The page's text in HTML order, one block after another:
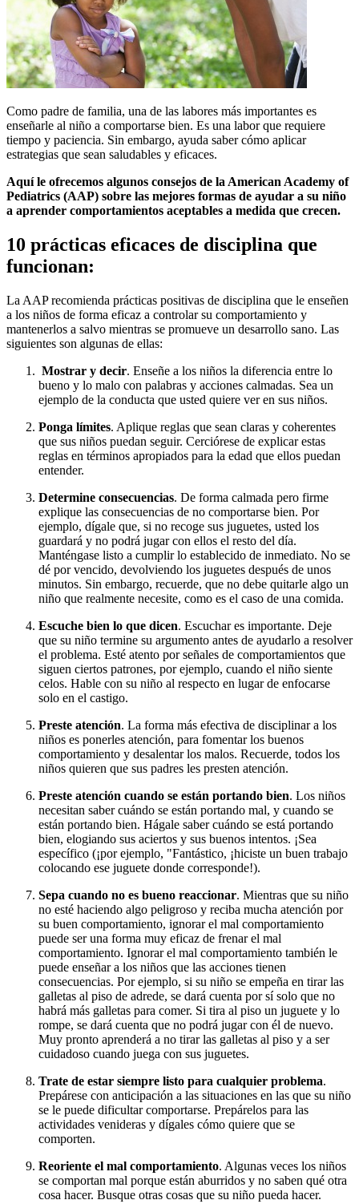
Como padre de familia, una de las labores más importantes es
enseñarle al niño a comportarse bien. Es una labor que requiere
tiempo y paciencia. Sin embargo, ayuda saber cómo aplicar
estrategias que sean saludables y eficaces.
Aquí le ofrecemos algunos consejos de la American Academy of
Pediatrics (AAP) sobre las mejores formas de ayudar a su niño
a aprender comportamientos aceptables a medida que crecen.
10 prácticas eficaces de disciplina que
funcionan:
La AAP recomienda prácticas positivas de disciplina que le enseñen
a los niños de forma eficaz a controlar su comportamiento y
mantenerlos a salvo mientras se promueve un desarrollo sano. Las
siguientes son algunas de ellas:
Mostrar y decir. Enseñe a los niños la diferencia entre lo
bueno y lo malo con palabras y acciones calmadas. Sea un
ejemplo de la conducta que usted quiere ver en sus niños.
Ponga límites. Aplique reglas que sean claras y coherentes
que sus niños puedan seguir. Cerciórese de explicar estas
reglas en términos apropiados para la edad que ellos puedan
entender.
Determine consecuencias. De forma calmada pero firme
explique las consecuencias de no comportarse bien. Por
ejemplo, dígale que, si no recoge sus juguetes, usted los
guardará y no podrá jugar con ellos el resto del día.
Manténgase listo a cumplir lo establecido de inmediato. No se
dé por vencido, devolviendo los juguetes después de unos
minutos. Sin embargo, recuerde, que no debe quitarle algo un
niño que realmente necesite, como es el caso de una comida.
Escuche bien lo que dicen. Escuchar es importante. Deje
que su niño termine su argumento antes de ayudarlo a resolver
el problema. Esté atento por señales de comportamientos que
siguen ciertos patrones, por ejemplo, cuando el niño siente
celos. Hable con su niño al respecto en lugar de enfocarse
solo en el castigo.
Preste atención. La forma más efectiva de disciplinar a los
niños es ponerles atención, para fomentar los buenos
comportamiento y desalentar los malos. Recuerde, todos los
niños quieren que sus padres les presten atención.
Preste atención cuando se están portando bien. Los niños
necesitan saber cuándo se están portando mal, y cuando se
están portando bien. Hágale saber cuándo se está portando
bien, elogiando sus aciertos y sus buenos intentos. ¡Sea
específico (¡por ejemplo, "Fantástico, ¡hiciste un buen trabajo
colocando ese juguete donde corresponde!).
Sepa cuando no es bueno reaccionar. Mientras que su niño
no esté haciendo algo peligroso y reciba mucha atención por
su buen comportamiento, ignorar el mal comportamiento
puede ser una forma muy eficaz de frenar el mal
comportamiento. Ignorar el mal comportamiento también le
puede enseñar a los niños que las acciones tienen
consecuencias. Por ejemplo, si su niño se empeña en tirar las
galletas al piso de adrede, se dará cuenta por sí solo que no
habrá más galletas para comer. Si tira al piso un juguete y lo
rompe, se dará cuenta que no podrá jugar con él de nuevo.
Muy pronto aprenderá a no tirar las galletas al piso y a ser
cuidadoso cuando juega con sus juguetes.
Trate de estar siempre listo para cualquier problema.
Prepárese con anticipación a las situaciones en las que su niño
se le puede dificultar comportarse. Prepárelos para las
actividades venideras y dígales cómo quiere que se
comporten.
Reoriente el mal comportamiento. Algunas veces los niños
se comportan mal porque están aburridos y no saben qué otra
cosa hacer. Busque otras cosas que su niño pueda hacer.